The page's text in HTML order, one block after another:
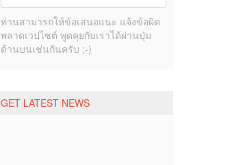
ท่านสามารถให้ข้อเสนอแนะ แจ้งข้อผิด
พลาดเวปไซต์ พูดคุยกับเราได้ผ่านปุ่ม
ด้านบนเช่นกันครับ ;-)
GET LATEST NEWS